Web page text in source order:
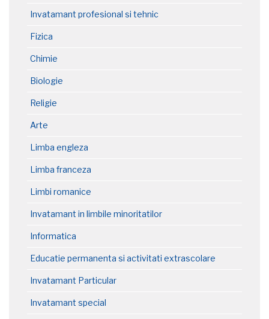
Invatamant profesional si tehnic
Fizica
Chimie
Biologie
Religie
Arte
Limba engleza
Limba franceza
Limbi romanice
Invatamant in limbile minoritatilor
Informatica
Educatie permanenta si activitati extrascolare
Invatamant Particular
Invatamant special